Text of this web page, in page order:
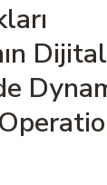
Dijital